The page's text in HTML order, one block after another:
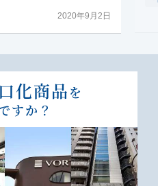
2020年9月2日
化商品を
すか？